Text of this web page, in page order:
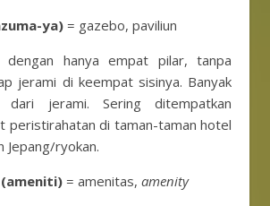
ya) = gazebo, paviliun
dengan hanya empat pilar, tanpa
jerami di keempat sisinya. Banyak
jerami. Sering ditempatkan
peristirahatan di taman-taman hotel
Jepang/ryokan.
(ameniti) = amenitas, amenity